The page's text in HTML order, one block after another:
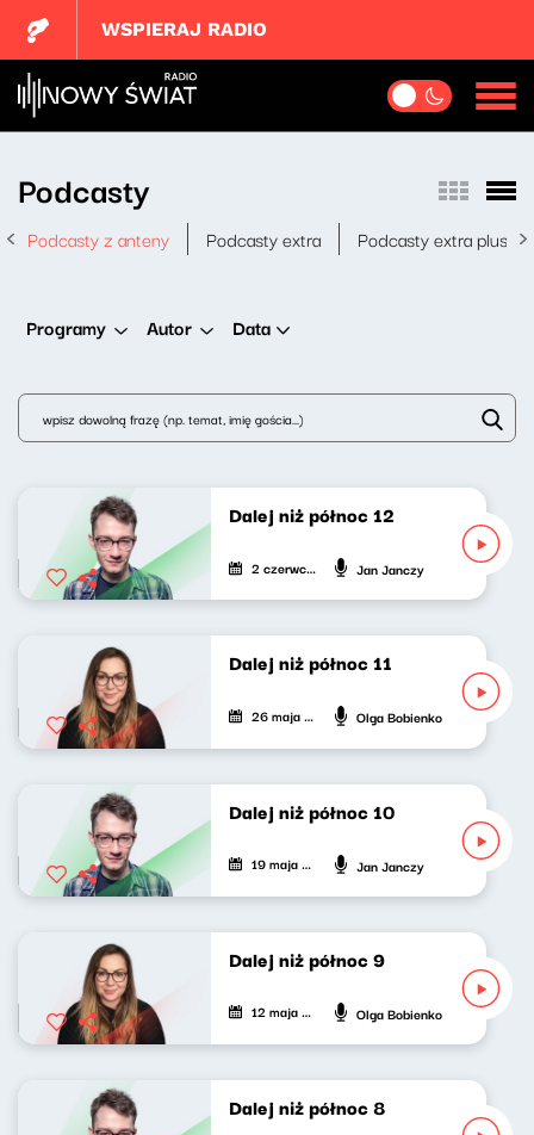
WSPIERAJ RADIO
Podcasty
Podcasty z anteny Podcasty extra Podcasty extra plus
Programy Autor Data
Dalej niż północ 12
2 czerwca 2024 Jan Janczy
Dalej niż północ 11
26 maja 2024 Olga Bobienko
Dalej niż północ 10
19 maja 2024 Jan Janczy
Dalej niż północ 9
12 maja 2024 Olga Bobienko
Dalej niż północ 8